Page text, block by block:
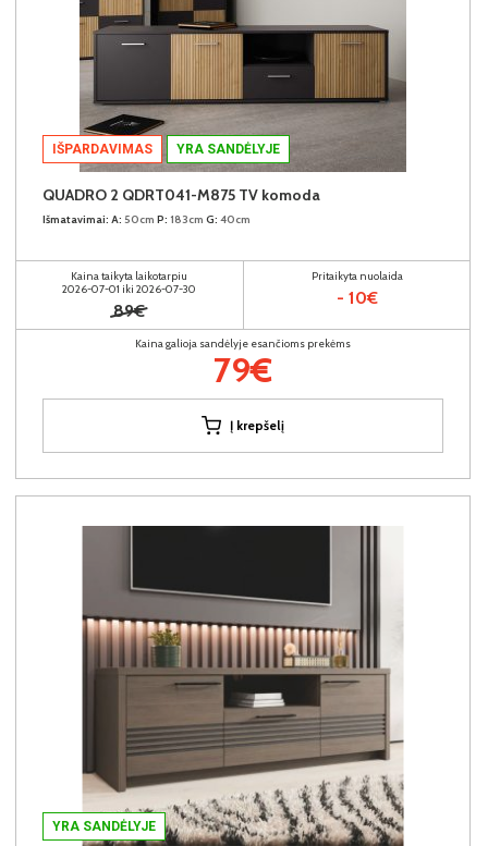
IŠPARDAVIMAS YRA SANDĖLYJE
QUADRO 2 QDRT041-M875 TV komoda
Išmatavimai: A: 50cm P: 183cm G: 40cm
Kaina taikyta laikotarpiu
2026-07-01 iki 2026-07-30
89€
Pritaikyta nuolaida
- 10€
Kaina galioja sandėlyje esančioms prekėms
79€
Į krepšelį
YRA SANDĖLYJE